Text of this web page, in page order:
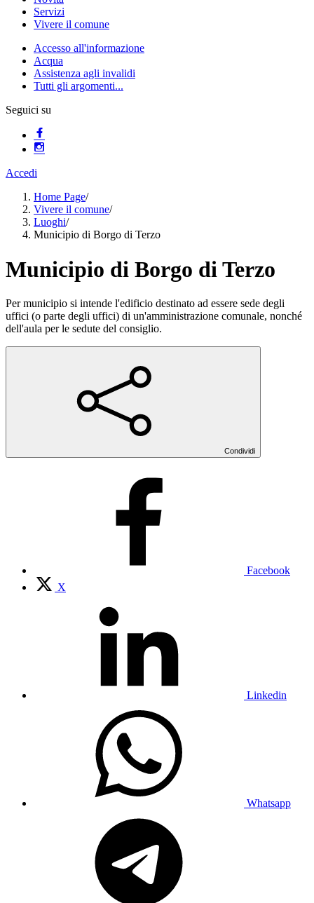
Servizi
Vivere il comune
Accesso all'informazione
Acqua
Assistenza agli invalidi
Tutti gli argomenti...
Seguici su
Accedi
Home Page/
Vivere il comune/
Luoghi/
Municipio di Borgo di Terzo
Municipio di Borgo di Terzo
Per municipio si intende l'edificio destinato ad essere sede degli
uffici (o parte degli uffici) di un'amministrazione comunale, nonché
dell'aula per le sedute del consiglio.
Condividi
Facebook
X
Linkedin
Whatsapp